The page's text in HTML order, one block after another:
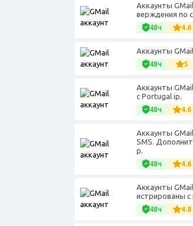
Аккаунты
верждения по
48ч 4.6
Аккаунты
48ч 5
Аккаунты
с Portugal ip.
48ч 4.6
Аккаунты
SMS.
p.
48ч 4.6
Аккаунты
истрированы с
48ч 4.8